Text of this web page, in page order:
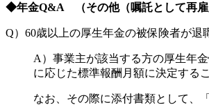
◆年金Q&A （その他（嘱託として再雇
Q）60歳以上の厚生年金の被保険者が退
A）事業主が該当する方の厚生年
に応じた標準報酬月額に決定する
なお、その際に添付書類として、